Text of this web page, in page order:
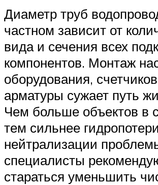
Диаметр труб
частном зависит от
вида и сечения всех
компонентов. Монтаж
оборудования,
арматуры сужает путь
Чем больше объектов в
тем сильнее
нейтрализации
специалисты
стараться уменьшить